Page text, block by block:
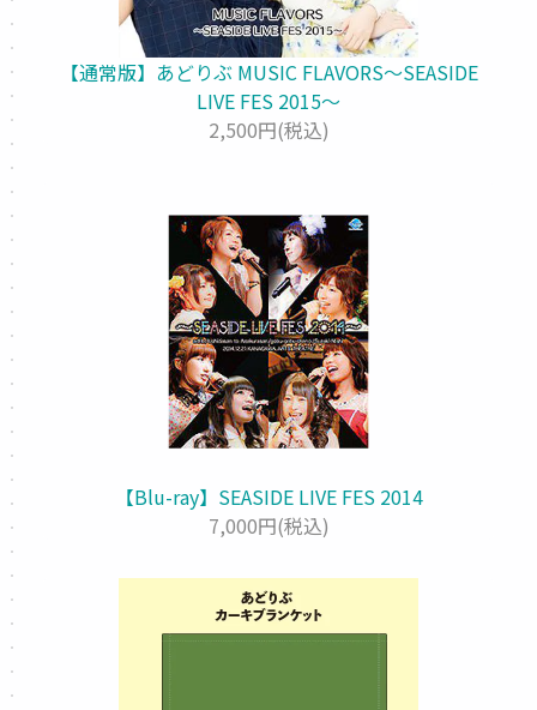
【通常版】あどりぶ MUSIC FLAVORS～SEASIDE
LIVE FES 2015～
2,500円(税込)
【Blu-ray】SEASIDE LIVE FES 2014
7,000円(税込)